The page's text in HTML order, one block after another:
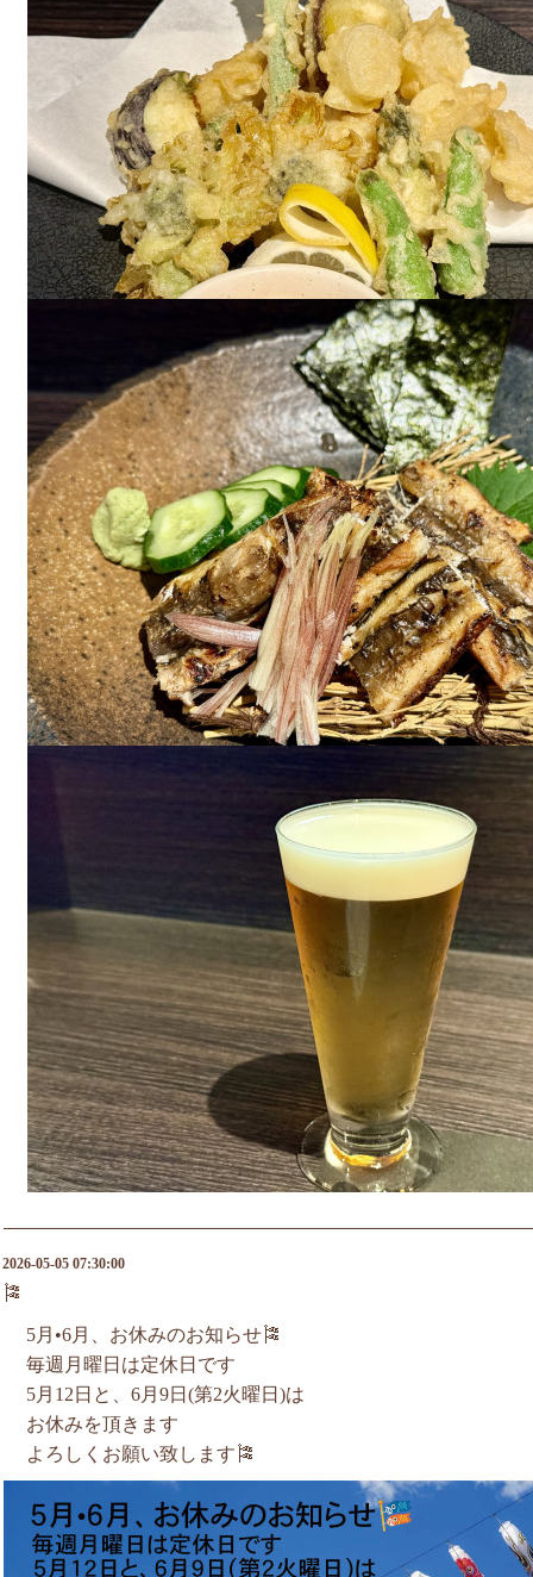
2026-05-05 07:30:00
🎏
5月•6月、お休みのお知らせ🎏
毎週月曜日は定休日です
5月12日と、6月9日(第2火曜日)は
お休みを頂きます
よろしくお願い致します🎏